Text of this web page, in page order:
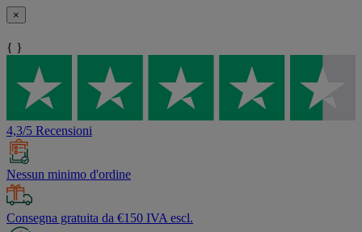
×
{ }
4,3/5 Recensioni
Nessun minimo d'ordine
Consegna gratuita da €150 IVA escl.